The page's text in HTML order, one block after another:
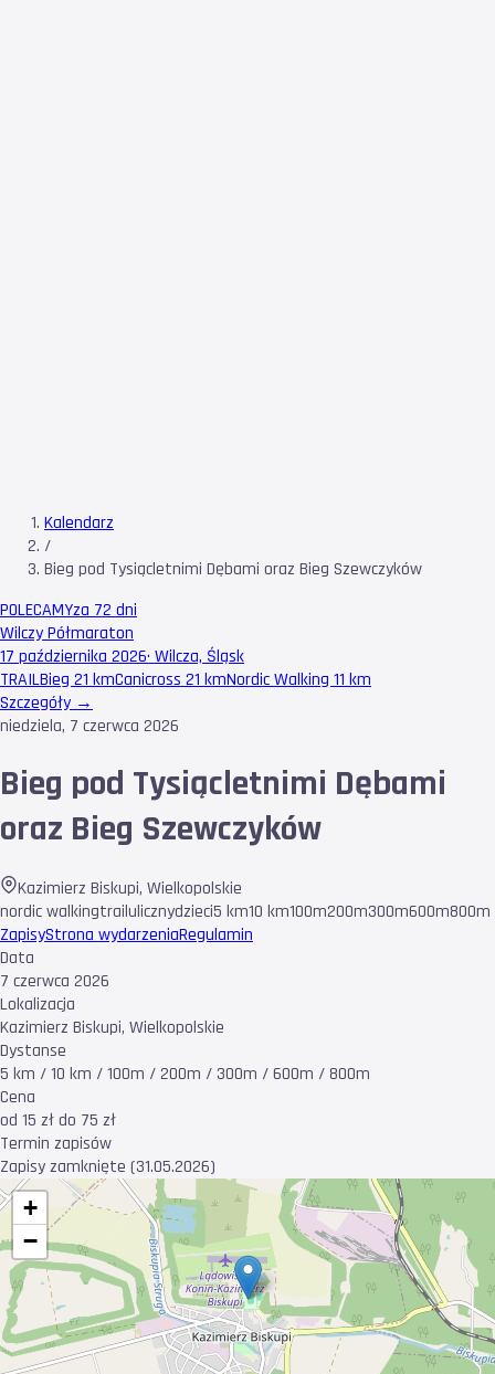
Kalendarz
/
Bieg pod Tysiącletnimi Dębami oraz Bieg Szewczyków
POLECAMYza 72 dni
Wilczy Półmaraton
17 października 2026· Wilcza, Śląsk
TRAILBieg 21 kmCanicross 21 kmNordic Walking 11 km
Szczegóły →
niedziela, 7 czerwca 2026
Bieg pod Tysiącletnimi Dębami
oraz Bieg Szewczyków
Kazimierz Biskupi, Wielkopolskie
nordic walkingtrailulicznydzieci5 km10 km100m200m300m600m800m
ZapisyStrona wydarzeniaRegulamin
Data
7 czerwca 2026
Lokalizacja
Kazimierz Biskupi, Wielkopolskie
Dystanse
5 km / 10 km / 100m / 200m / 300m / 600m / 800m
Cena
od 15 zł do 75 zł
Termin zapisów
Zapisy zamknięte (31.05.2026)
+
−